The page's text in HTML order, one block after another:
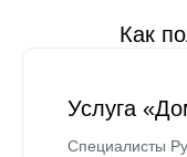
Как
Услуга
Специалисты